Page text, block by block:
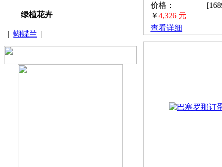
绿植花卉
| 蝴蝶兰 |
价格：
￥4,326 元
查看详细